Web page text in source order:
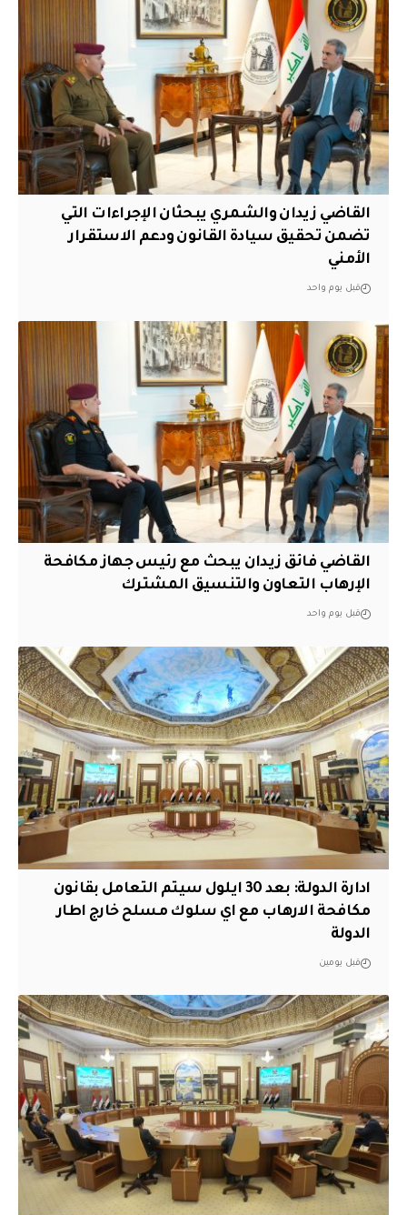
القاضي زيدان والشمري يبحثان الإجراءات التي
تضمن تحقيق سيادة القانون ودعم الاستقرار
الأمني
قبل يوم واحد
القاضي فائق زيدان يبحث مع رئيس جهاز مكافحة
الإرهاب التعاون والتنسيق المشترك
قبل يوم واحد
ادارة الدولة: بعد 30 ايلول سيتم التعامل بقانون
مكافحة الارهاب مع اي سلوك مسلح خارج اطار
الدولة
قبل يومين